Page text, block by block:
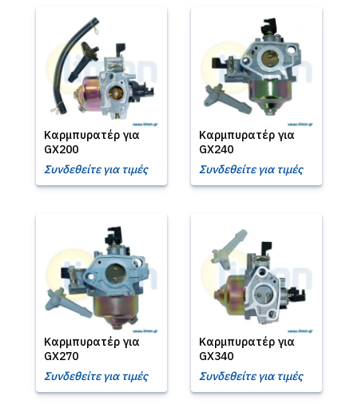
Καρμπυρατέρ για
GX200
Συνδεθείτε για τιμές
Καρμπυρατέρ για
GX240
Συνδεθείτε για τιμές
Καρμπυρατέρ για
GX270
Συνδεθείτε για τιμές
Καρμπυρατέρ για
GX340
Συνδεθείτε για τιμές